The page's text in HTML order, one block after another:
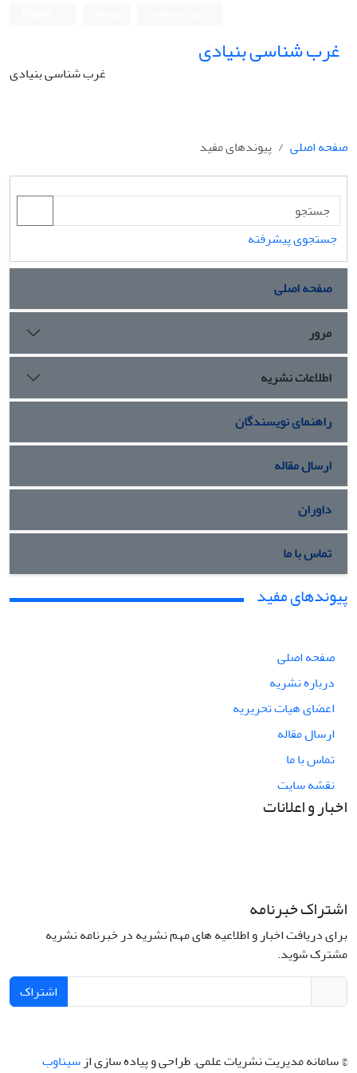
غرب شناسی بنیادی
غرب شناسی بنیادی
صفحه اصلی پیوندهای مفید
جستجوی پیشرفته
صفحه اصلی
مرور
اطلاعات نشریه
راهنمای نویسندگان
ارسال مقاله
داوران
تماس با ما
پیوندهای مفید
صفحه اصلی
درباره نشریه
اعضای هیات تحریریه
ارسال مقاله
تماس با ما
نقشه سایت
اخبار و اعلانات
اشتراک خبرنامه
برای دریافت اخبار و اطلاعیه های مهم نشریه در خبرنامه نشریه
مشترک شوید.
اشتراک
© سامانه مدیریت نشریات علمی.طراحی و پیاده سازی ازسیناوب